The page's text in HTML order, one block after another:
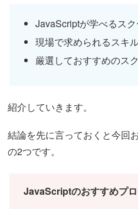
JavaScriptが学べるス
現場で求められるスキ
厳選しておすすめのス
紹介していきます。
結論を先に言っておくと今回
の2つです。
JavaScriptのおすすめプ